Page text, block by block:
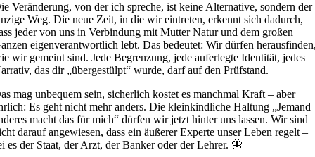
Veränderung, von der ich spreche, ist keine Alternative, sondern der
Weg. Die neue Zeit, in die wir eintreten, erkennt sich dadurch,
jeder von uns in Verbindung mit Mutter Natur und dem großen
eigenverantwortlich lebt. Das bedeutet: Wir dürfen
wir gemeint sind. Jede Begrenzung, jede auferlegte Identität, jedes
das dir „übergestülpt“ wurde, darf auf den Prüfstand.
mag unbequem sein, sicherlich kostet es manchmal Kraft – aber
Es geht nicht mehr anders. Die kleinkindliche Haltung „Jemand
macht das für mich“ dürfen wir jetzt hinter uns lassen. Wir sind
darauf angewiesen, dass ein äußerer Experte unser Leben regelt –
es der Staat, der Arzt, der Banker oder der Lehrer. 🦋